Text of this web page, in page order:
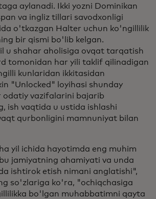
aylanadi. Ikki yozni Dominikan
va ingliz tillari savodxonligi
o'tkazgan Halter uchun ko'ngillilik
bir qismi bo'lib kelgan.
u shahar aholisiga ovqat tarqatish
tomonidan har yili taklif qilinadigan
kunlaridan ikkitasidan
"Unlocked" loyihasi shunday
odatiy vazifalarini bajarib
ish vaqtida u ustida ishlashi
qurbonligini mamnuniyat bilan
yil ichida hayotimda eng muhim
jamiyatning ahamiyati va unda
ishtirok etish nimani anglatishi",
so'zlariga ko'ra, "ochiqchasiga
bo'lgan muhabbatimni qayta